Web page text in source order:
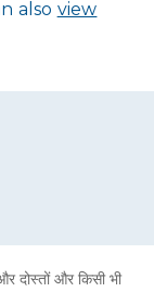
also view
दोस्तों और किसी भी